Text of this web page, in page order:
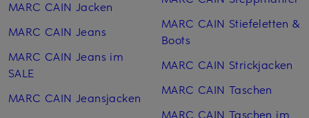
MARC CAIN Jacken
MARC CAIN Jeans
MARC CAIN Jeans im
SALE
MARC CAIN Jeansjacken
MARC CAIN Stiefeletten &
Boots
MARC CAIN Strickjacken
MARC CAIN Taschen
MARC CAIN Taschen im